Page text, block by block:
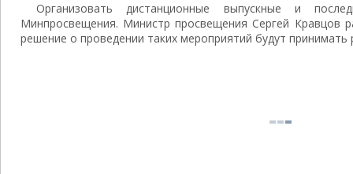
Организовать дистанционные выпускные и
Минпросвещения. Министр просвещения Сергей Кравцов
решение о проведении таких мероприятий будут принимать